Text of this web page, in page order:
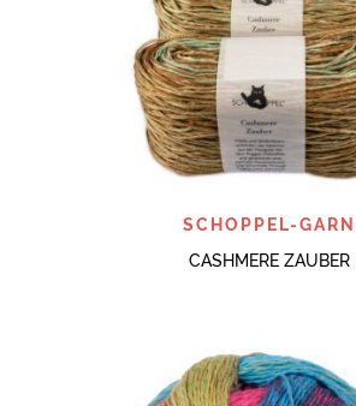
SCHOPPEL-GARN
CASHMERE ZAUBER